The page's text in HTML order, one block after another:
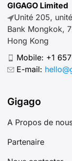
GIGAGO Limited
Unité 205,
Bank Mongkok,
Hong Kong
Mobile: +1
E-mail:
Gigago
A Propos de
Partenaire